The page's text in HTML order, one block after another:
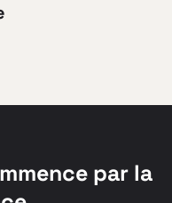
par la